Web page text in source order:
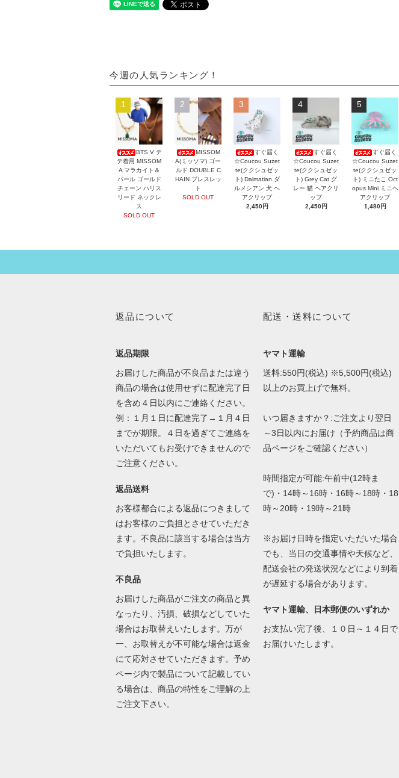
今週の人気ランキング！
1
BTS V テ
テ着用 MISSOM
A マラカイト＆
パール ゴールド
チェーン ハリス
リード ネックレ
ス
SOLD OUT
2
MISSOM
A(ミッソマ) ゴー
ルド DOUBLE C
HAIN ブレスレッ
ト
SOLD OUT
3
すぐ届く
☆Coucou Suzet
te(ククシュゼッ
ト) Dalmatian ダ
ルメシアン 犬 ヘ
アクリップ
2,450円
4
すぐ届く
☆Coucou Suzet
te(ククシュゼッ
ト) Grey Cat グ
レー 猫 ヘアクリ
ップ
2,450円
5
すぐ届く
☆Coucou Suzet
te(ククシュゼッ
ト) ミニたこ Oct
opus Mini ミニヘ
アクリップ
1,480円
返品について
返品期限
お届けした商品が不良品または違う
商品の場合は使用せずに配達完了日
を含め４日以内にご連絡ください。
例：１月１日に配達完了→１月４日
までが期限。４日を過ぎてご連絡を
いただいてもお受けできませんので
ご注意ください。
返品送料
お客様都合による返品につきまして
はお客様のご負担とさせていただき
ます。不良品に該当する場合は当方
で負担いたします。
不良品
お届けした商品がご注文の商品と異
なったり、汚損、破損などしていた
場合はお取替えいたします。万が
一、お取替えが不可能な場合は返金
にて応対させていただきます。予め
ページ内で製品について記載してい
る場合は、商品の特性をご理解の上
ご注文下さい。
配送・送料について
ヤマト運輸
送料:550円(税込) ※5,500円(税込)
以上のお買上げで無料。
いつ届きますか？:ご注文より翌日
～3日以内にお届け（予約商品は商
品ページをご確認ください）
時間指定が可能:午前中(12時ま
で)・14時～16時・16時～18時・18
時～20時・19時～21時
※お届け日時を指定いただいた場合
でも、当日の交通事情や天候など、
配送会社の発送状況などにより到着
が遅延する場合があります。
ヤマト運輸、日本郵便のいずれか
お支払い完了後、１０日～１４日で
お届けいたします。